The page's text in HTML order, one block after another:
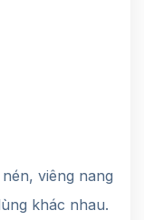
viêng nang
khác nhau.